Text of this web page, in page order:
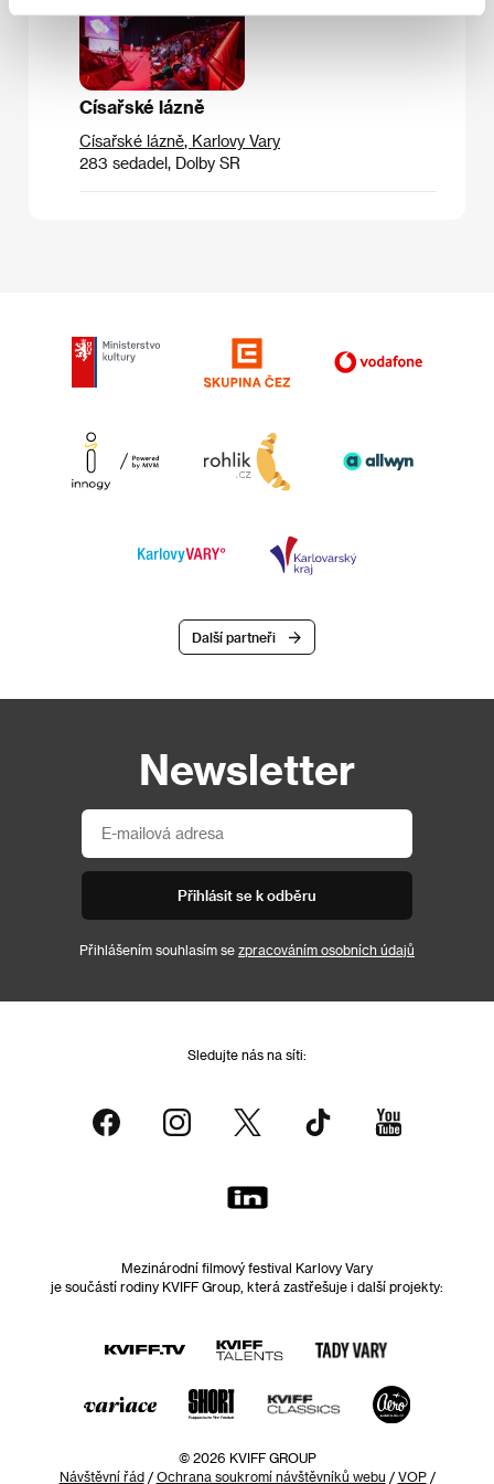
Císařské lázně
Císařské lázně, Karlovy Vary
283 sedadel, Dolby SR
Další partneři
Newsletter
Přihlásit se k odběru
Přihlášením souhlasím se zpracováním osobních údajů
Sledujte nás na síti:
Mezinárodní filmový festival Karlovy Vary
je součástí rodiny KVIFF Group, která zastřešuje i další projekty:
© 2026 KVIFF GROUP
Návštěvní řád/ Ochrana soukromí návštěvníků webu / VOP/